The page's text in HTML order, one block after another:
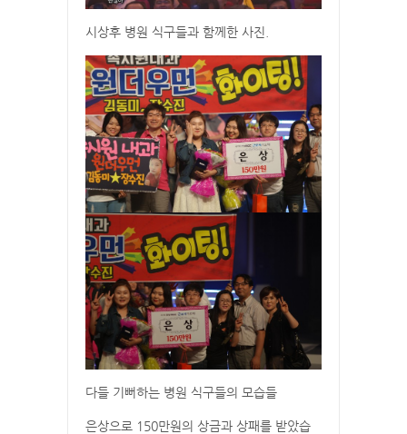
시상후 병원 식구들과 함께한 사진.
다들 기뻐하는 병원 식구들의 모습들
은상으로 150만원의 상금과 상패를 받았습